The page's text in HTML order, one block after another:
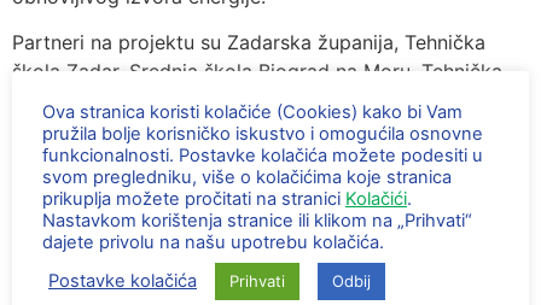
Partneri na projektu su Zadarska županija, Tehnička
škola Zadar​, Srednja škola Biograd na Moru​, Tehnička
škola Rijeka, Industrijsko-obrtnička škola Pula, Škola za
montažu instalacija i metalnih konstrukcija,
Elektrostrojarska obrtnička škola​, Sveučilište u Zadru,
Obrtničko učilište Zagreb, Vaillant d.o.o., Auto Hrvatska
automobili d.o.o. i Profine Croatia d.o.o.​
Agencija za razvoj Zadarske županije ZADRA NOVA
pruža tehničku pomoć Strukovnoj školi Vice Vlatkovića
Ova stranica koristi kolačiće (Cookies) kako bi Vam
pružila bolje korisničko iskustvo i omogućila osnovne
funkcionalnosti. Postavke kolačića možete podesiti u
svom pregledniku, više o kolačićima koje stranica
prikuplja možete pročitati na stranici Kolačići.
Nastavkom korištenja stranice ili klikom na „Prihvati“
dajete privolu na našu upotrebu kolačića.
Postavke kolačića
Prihvati Odbij